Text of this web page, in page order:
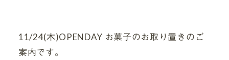
11/24(木)OPENDAY お菓子のお取り置きのご
案内です。